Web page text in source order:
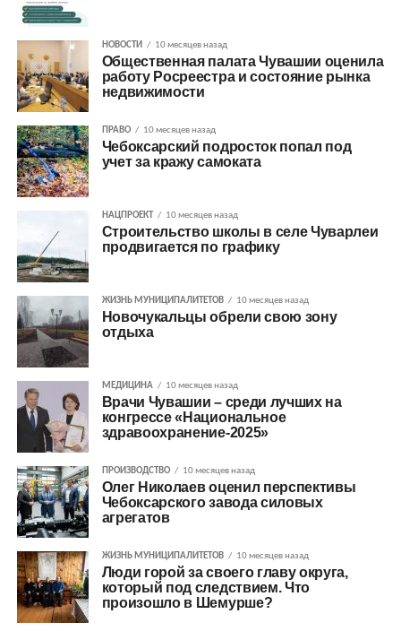
НОВОСТИ 10 месяцев назад
Общественная палата Чувашии оценила
работу Росреестра и состояние рынка
недвижимости
ПРАВО 10 месяцев назад
Чебоксарский подросток попал под
учет за кражу самоката
НАЦПРОЕКТ 10 месяцев назад
Строительство школы в селе Чуварлеи
продвигается по графику
ЖИЗНЬ МУНИЦИПАЛИТЕТОВ 10 месяцев назад
Новочукальцы обрели свою зону
отдыха
МЕДИЦИНА 10 месяцев назад
Врачи Чувашии – среди лучших на
конгрессе «Национальное
здравоохранение-2025»
ПРОИЗВОДСТВО 10 месяцев назад
Олег Николаев оценил перспективы
Чебоксарского завода силовых
агрегатов
ЖИЗНЬ МУНИЦИПАЛИТЕТОВ 10 месяцев назад
Люди горой за своего главу округа,
который под следствием. Что
произошло в Шемурше?